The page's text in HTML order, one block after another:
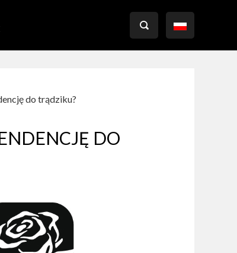

do trądziku?
DO